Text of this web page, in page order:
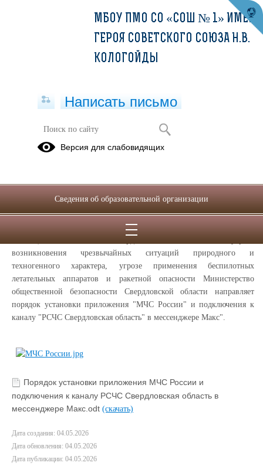
Об установке приложения «МЧС
России» и подключении к каналу
мессенджере «Макс»
В целях обеспечения своевременного информирования и
возникновения чрезвычайных ситуаций природного и
техногенного характера, угрозе применения беспилотных
летательных аппаратов и ракетной опасности Министерство
общественной безопасности Свердловской области направляет
порядок установки приложения "МЧС России" и подключения к
каналу "РСЧС Свердловская область" в мессенджере Макс".
Порядок установки приложения МЧС России и
подключения к каналу РСЧС Свердловская область в
мессенджере Макс.odt (скачать)
Дата создания: 04.05.2026
Дата обновления: 04.05.2026
Дата публикации: 04.05.2026
МБОУ ПМО СО «СОШ № 1» ИМЕНИ
ГЕРОЯ СОВЕТСКОГО СОЮЗА Н.В.
КОЛОГОЙДЫ
Написать письмо
Версия для слабовидящих
Сведения об образовательной организации